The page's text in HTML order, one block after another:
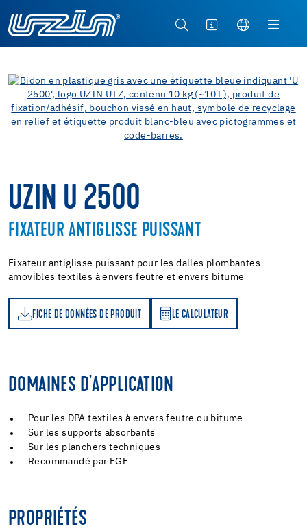
UZIN U 2500
FIXATEUR ANTIGLISSE PUISSANT
Fixateur antiglisse puissant pour les dalles plombantes
amovibles textiles à envers feutre et envers bitume
FICHE DE DONNÉES DE PRODUIT LE CALCULATEUR
LE CALCULATEUR
DOMAINES D'APPLICATION
Pour les DPA textiles à envers feutre ou bitume
Sur les supports absorbants
Sur les planchers techniques
Recommandé par EGE
PROPRIÉTÉS